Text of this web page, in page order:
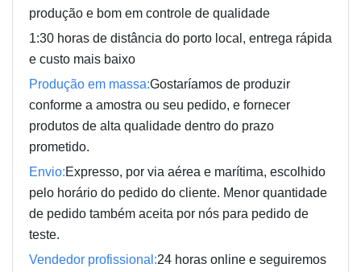
produção e bom em controle de qualidade
1:30 horas de distância do porto local, entrega rápida
e custo mais baixo
Produção em massa:Gostaríamos de produzir
conforme a amostra ou seu pedido, e fornecer
produtos de alta qualidade dentro do prazo
prometido.
Envio:Expresso, por via aérea e marítima, escolhido
pelo horário do pedido do cliente. Menor quantidade
de pedido também aceita por nós para pedido de
teste.
Vendedor profissional:24 horas online e seguiremos